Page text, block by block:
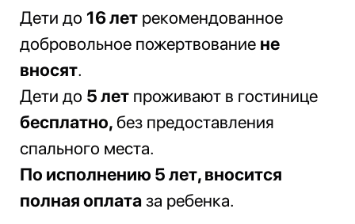
Дети до 16 лет рекомендованное
добровольное пожертвование не
вносят.
Дети до 5 лет проживают в гостинице
бесплатно,без предоставления
спального места.
По исполнению 5 лет, вносится
полная оплатаза ребенка.